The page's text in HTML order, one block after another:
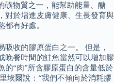
礦物質之一，能幫助能量、醣
對於增進皮膚健康、生長發育與
都有好處。
收的膠原蛋白之一。 但是，
晚餐時間的鮭魚當然可以增加膠
的“肉”所含膠原蛋白的含量低於
埃爾說：“我們不傾向於消耗膠